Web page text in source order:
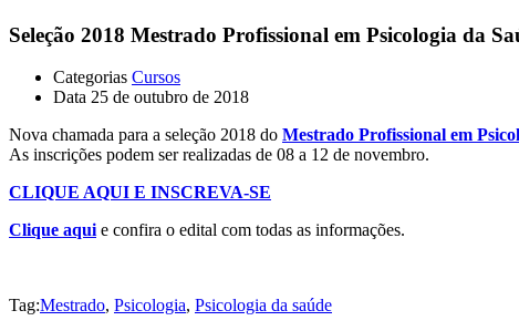
Seleção 2018 Mestrado Profissional em Psicologia da
Categorias Cursos
Data 25 de outubro de 2018
Nova chamada para a seleção 2018 do Mestrado Profissional em
As inscrições podem ser realizadas de 08 a 12 de novembro.
CLIQUE AQUI E INSCREVA-SE
Clique aqui e confira o edital com todas as informações.
Tag:Mestrado, Psicologia, Psicologia da saúde